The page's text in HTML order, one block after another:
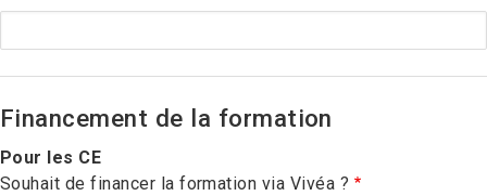
Financement de la formation
Pour les CE
Souhait de financer la formation via Vivéa ?